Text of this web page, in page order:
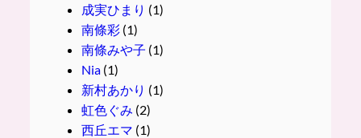
成実ひまり (1)
南條彩(1)
南條みや子 (1)
Nia(1)
新村あかり (1)
虹色ぐみ (2)
西丘エマ (1)